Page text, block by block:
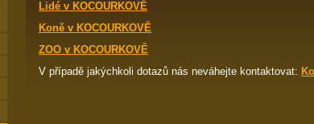
Lidé v KOCOURKOVĚ
Koně v KOCOURKOVĚ
ZOO v KOCOURKOVĚ
V případě jakýchkoli dotazů nás neváhejte kontaktovat: